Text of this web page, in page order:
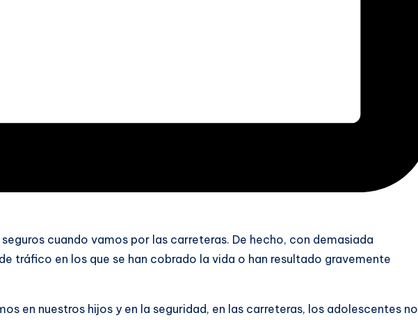
cuando vamos por las carreteras. De hecho, con demasiada
tráfico en los que se han cobrado la vida o han resultado gravemente
en nuestros hijos y en la seguridad, en las carreteras, los adolescentes no